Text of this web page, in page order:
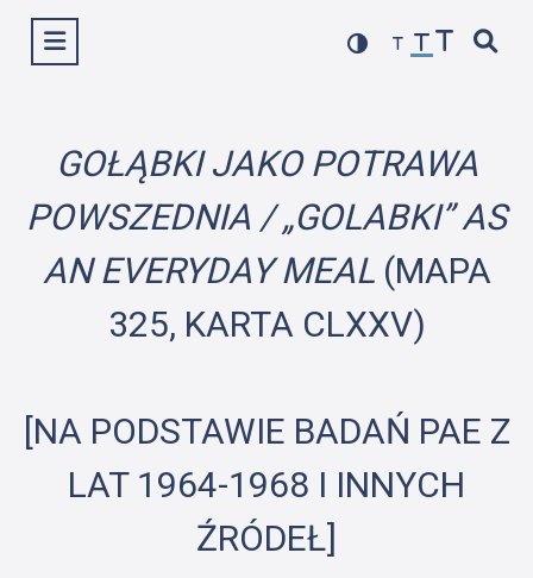
Wyświetl menu
GOŁĄBKI JAKO POTRAWA
POWSZEDNIA / „GOLABKI” AS
AN EVERYDAY MEAL(MAPA
325, KARTA CLXXV)
[NA PODSTAWIE BADAŃ PAE Z
LAT 1964-1968 I INNYCH
ŹRÓDEŁ]